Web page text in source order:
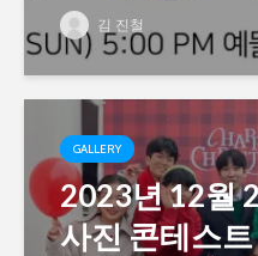
김 진철
GALLERY
2023년 12월
사진 콘테스트